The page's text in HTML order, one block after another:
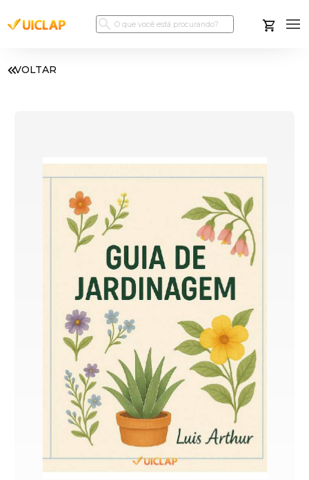
VOLTAR